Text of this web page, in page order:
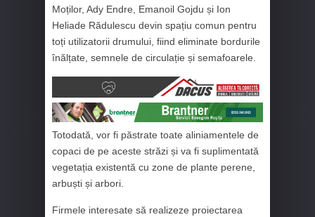
Moților, Ady Endre, Emanoil Gojdu și Ion
Heliade Rădulescu devin spațiu comun pentru
toți utilizatorii drumului, fiind eliminate bordurile
înălțate, semnele de circulație și semafoarele.
Totodată, vor fi păstrate toate aliniamentele de
copaci de pe aceste străzi și va fi suplimentată
vegetația existentă cu zone de plante perene,
arbuști și arbori.
Firmele interesate să realizeze proiectarea